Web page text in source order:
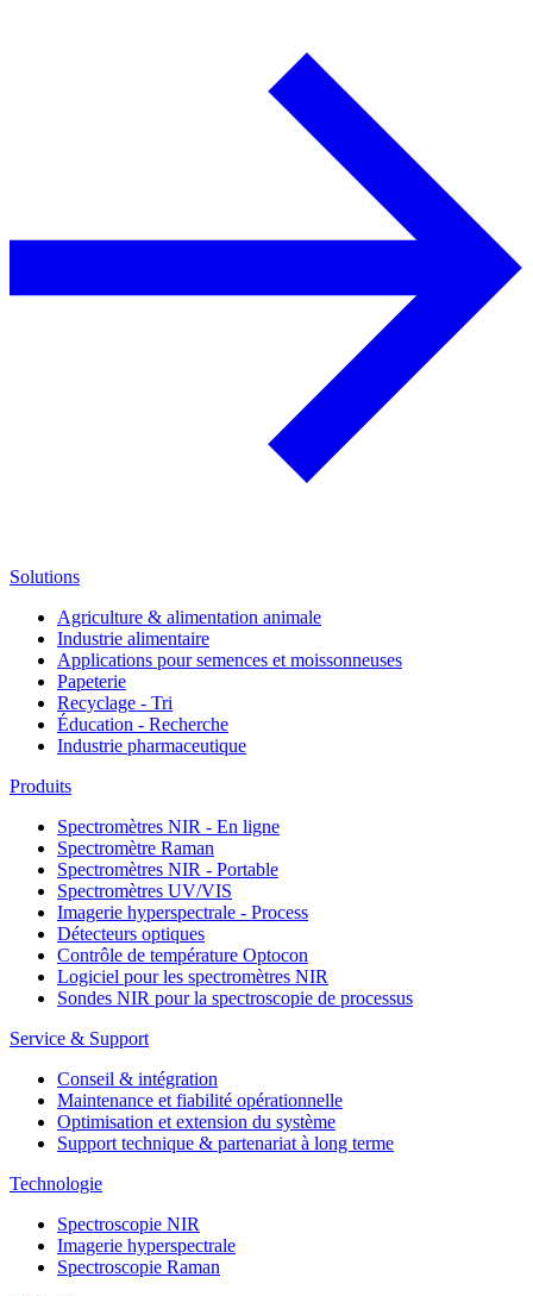
Solutions
Agriculture & alimentation animale
Industrie alimentaire
Applications pour semences et moissonneuses
Papeterie
Recyclage - Tri
Éducation - Recherche
Industrie pharmaceutique
Produits
Spectromètres NIR - En ligne
Spectromètre Raman
Spectromètres NIR - Portable
Spectromètres UV/VIS
Imagerie hyperspectrale - Process
Détecteurs optiques
Contrôle de température Optocon
Logiciel pour les spectromètres NIR
Sondes NIR pour la spectroscopie de processus
Service & Support
Conseil & intégration
Maintenance et fiabilité opérationnelle
Optimisation et extension du système
Support technique & partenariat à long terme
Technologie
Spectroscopie NIR
Imagerie hyperspectrale
Spectroscopie Raman